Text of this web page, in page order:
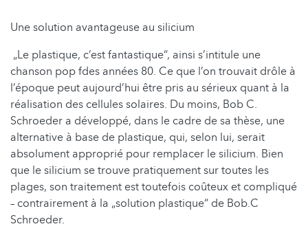
Une solution avantageuse au silicium
„Le plastique, c’est fantastique“, ainsi s’intitule une
chanson pop fdes années 80. Ce que l’on trouvait drôle à
l’époque peut aujourd’hui être pris au sérieux quant à la
réalisation des cellules solaires. Du moins, Bob C.
Schroeder a développé, dans le cadre de sa thèse, une
alternative à base de plastique, qui, selon lui, serait
absolument approprié pour remplacer le silicium. Bien
que le silicium se trouve pratiquement sur toutes les
plages, son traitement est toutefois coûteux et compliqué
– contrairement à la „solution plastique“ de Bob.C
Schroeder.